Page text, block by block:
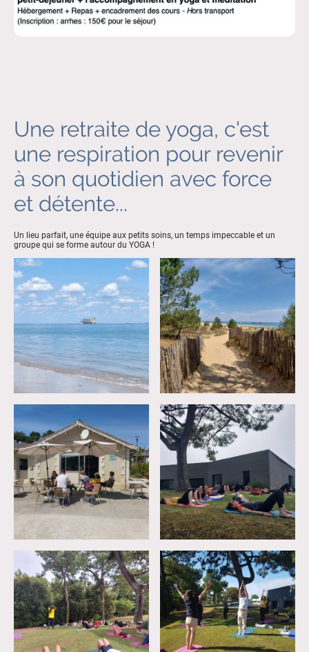
Une retraite de yoga, c'est
une respiration pour revenir
à son quotidien avec force
et détente...
Un lieu parfait, une équipe aux petits soins, un temps impeccable et un
groupe qui se forme autour du YOGA !